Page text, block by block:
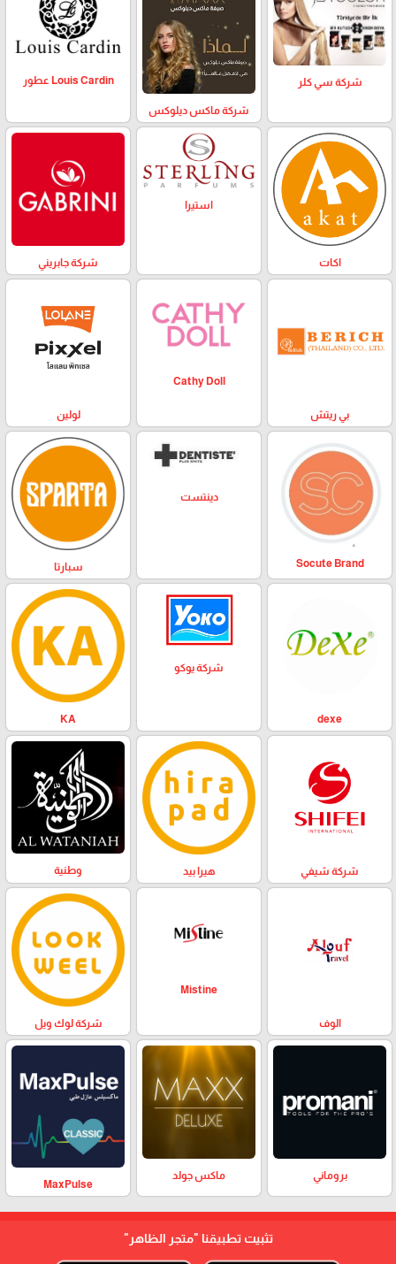
شركة سي كلر
شركة ماكس ديلوكس
Louis Cardin عطور
اكات
استيرا
شركة جابريني
بي ريتش
Cathy Doll
لولين
Socute Brand
دينتست
سبارتا
dexe
شركة يوكو
KA
شركة شيفي هيرا بيد وطنية
الوف
Mistine
شركة لوك ويل
بروماني ماكس جولد
MaxPulse
تثبيت تطبيقنا "متجر الظاهر"